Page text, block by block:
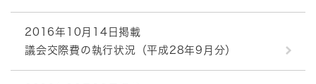
背景色変更 白 黒 青
2016年10月14日掲載
議会交際費の執行状況（平成28年9月分）